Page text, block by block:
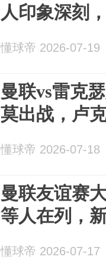
人印象深刻
懂球帝 2026-07-19
曼联vs雷克
莫出战，卢
懂球帝 2026-07-18
曼联友谊赛
等人在列，
懂球帝 2026-07-17